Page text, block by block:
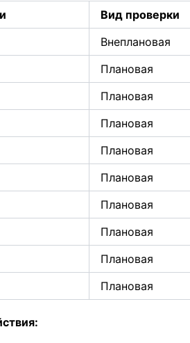
Вид проверки
Внеплановая
Плановая
Плановая
Плановая
Плановая
Плановая
Плановая
Плановая
Плановая
Плановая